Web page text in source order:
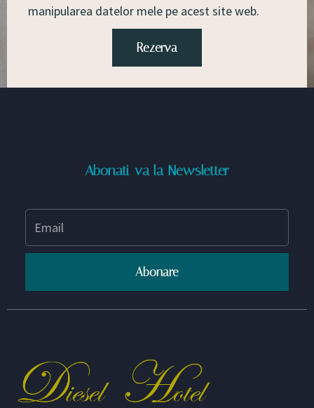
manipularea datelor mele pe acest site web.
Rezerva
Abonati-va la Newsletter
Abonare